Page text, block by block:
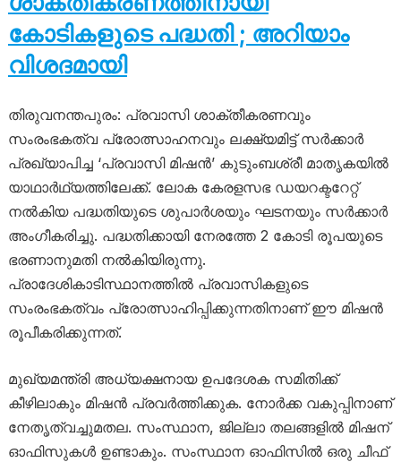
കോടികളുടെ പദ്ധതി ; അറിയാം
വിശദമായി
തിരുവനന്തപുരം: പ്രവാസി ശാക്തീകരണവും
സംരംഭകത്വ പ്രോത്സാഹനവും ലക്ഷ്യമിട്ട് സർക്കാർ
പ്രഖ്യാപിച്ച ‘പ്രവാസി മിഷൻ’ കുടുംബശ്രീ മാതൃകയിൽ
യാഥാർഥ്യത്തിലേക്ക്. ലോക കേരളസഭ ഡയറക്ടറേറ്റ്
നൽകിയ പദ്ധതിയുടെ ശുപാർശയും ഘടനയും സർക്കാർ
അംഗീകരിച്ചു. പദ്ധതിക്കായി നേരത്തേ 2 കോടി രൂപയുടെ
ഭരണാനുമതി നൽകിയിരുന്നു.
പ്രാദേശികാടിസ്ഥാനത്തിൽ പ്രവാസികളുടെ
സംരംഭകത്വം പ്രോത്സാഹിപ്പിക്കുന്നതിനാണ് ഈ മിഷൻ
രൂപീകരിക്കുന്നത്.
മുഖ്യമന്ത്രി അധ്യക്ഷനായ ഉപദേശക സമിതിക്ക്
കീഴിലാകും മിഷൻ പ്രവർത്തിക്കുക. നോർക്ക വകുപ്പിനാണ്
നേതൃത്വച്ചുമതല. സംസ്ഥാന, ജില്ലാ തലങ്ങളിൽ മിഷന്
ഓഫിസുകൾ ഉണ്ടാകും. സംസ്ഥാന ഓഫിസിൽ ഒരു ചീഫ്